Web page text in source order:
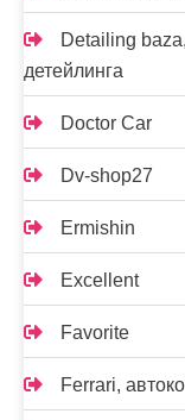
Detailing
детейлинга
Doctor Car
Dv-shop27
Ermishin
Excellent
Favorite
Ferrari,